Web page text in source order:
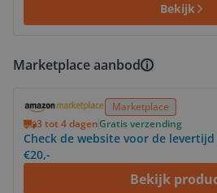
Bekijk
Marketplace aanbod
Marketplace
3 tot 4 dagenGratis verzending
Check de website voor de
€20,-
Bekijk